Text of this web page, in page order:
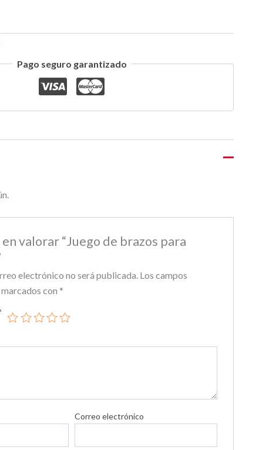
Pago seguro garantizado
valorar “Juego de brazos para
electrónico no será publicada. Los campos
con *
Correo electrónico